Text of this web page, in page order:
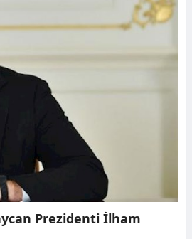
Prezidenti İlham